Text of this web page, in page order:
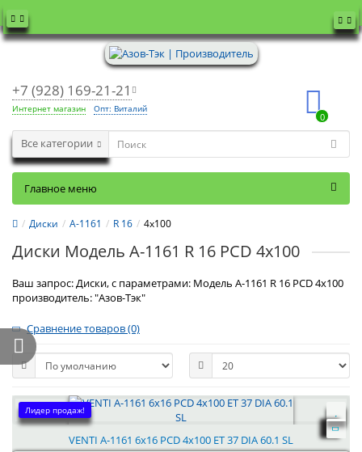
+7 (928) 169-21-21
Интернет магазин Опт: Виталий
0
Все категории
Главное меню
Диски А-1161 R 16 4x100
Диски Модель А-1161 R 16 PCD 4x100
Ваш запрос: Диски, с параметрами: Модель А-1161 R 16 PCD 4x100
производитель: "Азов-Тэк"
Сравнение товаров (0)
Лидер продаж!
VENTI А-1161 6x16 PCD 4x100 ET 37 DIA 60.1 SL